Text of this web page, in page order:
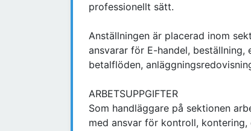
professionellt sätt.
Anställningen är placerad inom
ansvarar för E-handel,
betalflöden,
ARBETSUPPGIFTER
Som handläggare på sektionen
med ansvar för kontroll,